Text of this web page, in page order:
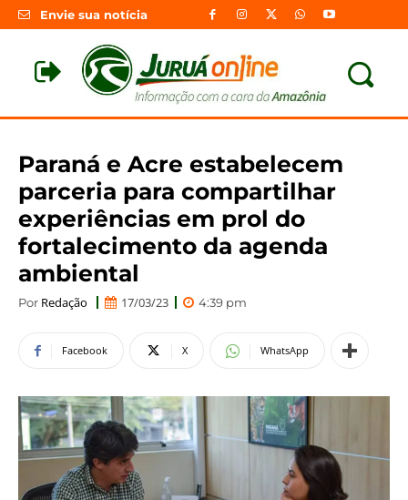
Envie sua notícia
Paraná e Acre estabelecem
parceria para compartilhar
experiências em prol do
fortalecimento da agenda
ambiental
Por Redação 17/03/23 4:39 pm
Facebook X WhatsApp